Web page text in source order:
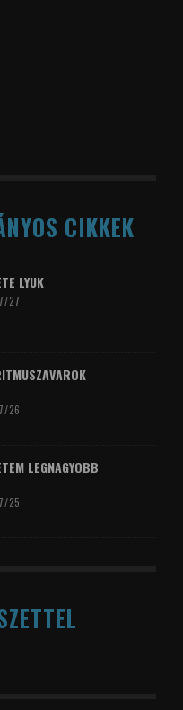
CIKKEK
LYUK
27
26
LEGNAGYOBB
25